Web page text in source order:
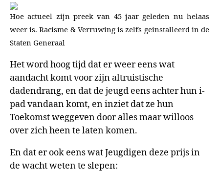
Hoe actueel zijn preek van 45 jaar geleden nu helaas
weer is. Racisme & Verruwing is zelfs geinstalleerd in de
Staten Generaal
Het word hoog tijd dat er weer eens wat
aandacht komt voor zijn altruistische
dadendrang, en dat de jeugd eens achter hun i-
pad vandaan komt, en inziet dat ze hun
Toekomst weggeven door alles maar willoos
over zich heen te laten komen.
En dat er ook eens wat Jeugdigen deze prijs in
de wacht weten te slepen: